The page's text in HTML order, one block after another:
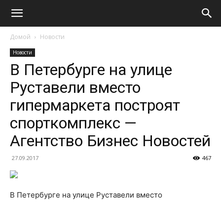
Домой Новости
Новости
В Петербурге на улице
Руставели вместо
гипермаркета построят
спорткомплекс —
Агентство Бизнес Новостей
27.09.2017 467
В Петербурге на улице Руставели вместо